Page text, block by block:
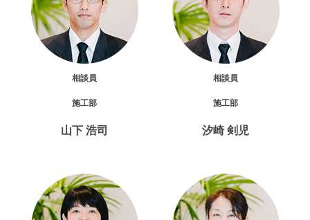
相談員
施工部
山下 浩司
相談員
施工部
汐崎 剣児